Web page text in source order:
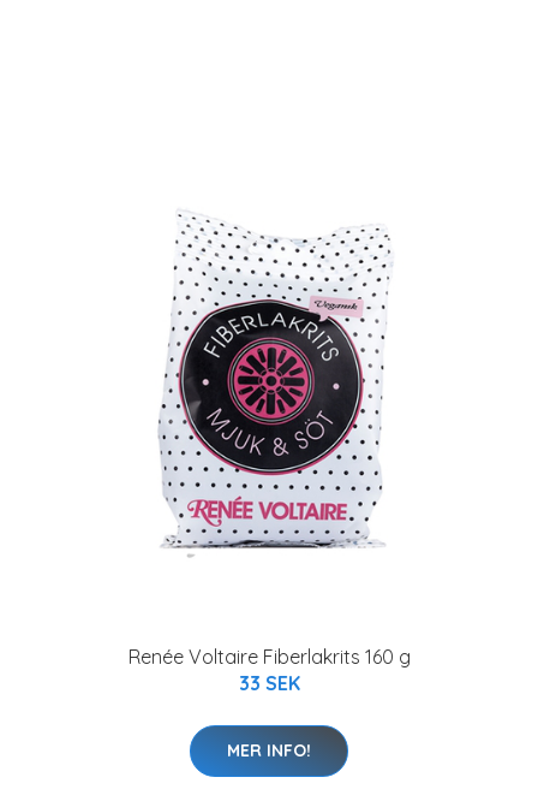
Renée Voltaire Fiberlakrits 160 g
33 SEK
MER INFO!